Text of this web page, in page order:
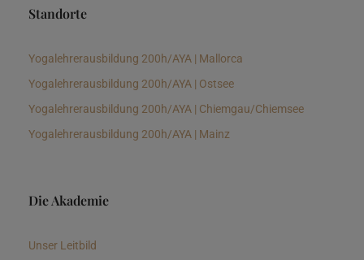
Standorte
Yogalehrerausbildung 200h/AYA | Mallorca
Yogalehrerausbildung 200h/AYA | Ostsee
Yogalehrerausbildung 200h/AYA | Chiemgau/Chiemsee
Yogalehrerausbildung 200h/AYA | Mainz
Die Akademie
Unser Leitbild